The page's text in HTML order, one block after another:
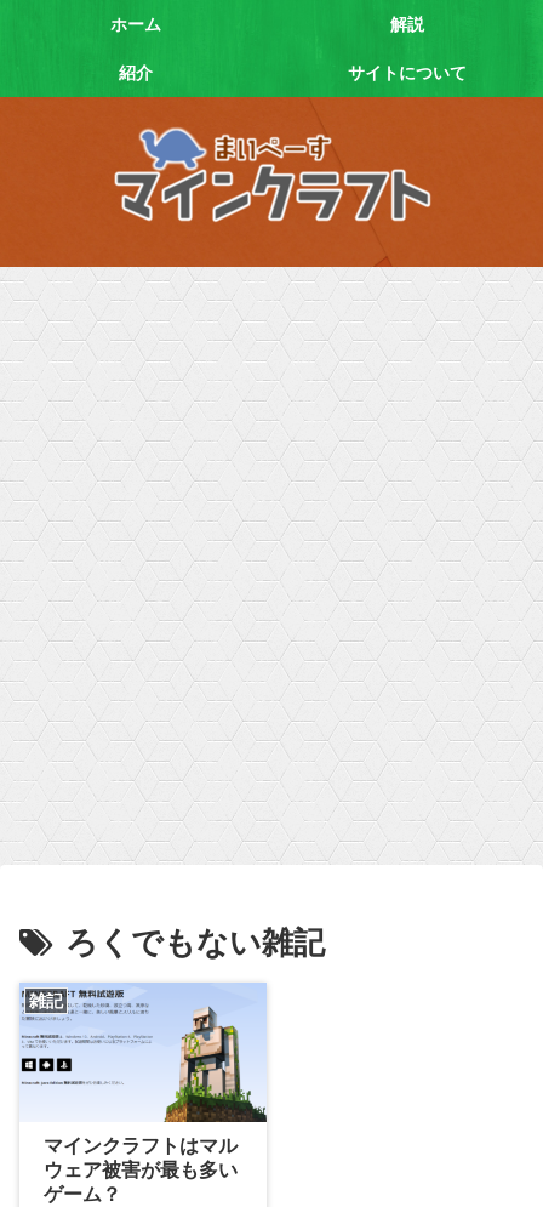
ホーム 解説
紹介 サイトについて
ろくでもない雑記
雑記
マインクラフトはマル
ウェア被害が最も多い
ゲーム？